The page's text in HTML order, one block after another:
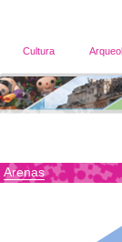
Cultura
Arenas